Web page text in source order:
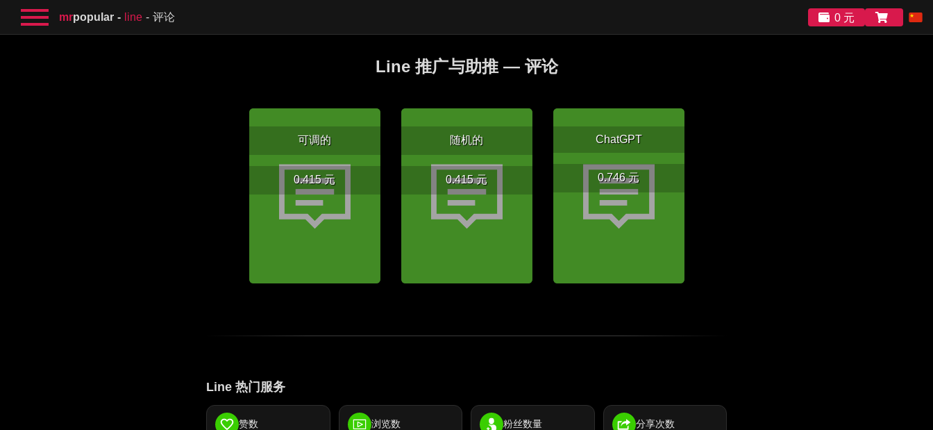
mrpopular line 评论 0 元
Line 推广与助推 — 评论
可调的
0.415 元
随机的
0.415 元
ChatGPT
0.746 元
Line 热门服务
赞数 浏览数 粉丝数量 分享次数